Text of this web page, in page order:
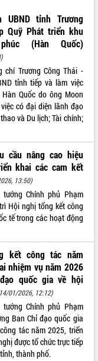
UBND tỉnh Trương
Quỹ Phát triển khu
(Hàn Quốc)
chí Trương Công Thái -
tỉnh tiếp và làm việc
Quốc do ông Moon
có đại diện lãnh đạo
và Du lịch; Tài chính;
cầu nâng cao hiệu
khai các cam kết
13:50)
Chính phủ Phạm
Hội nghị tổng kết công
tế trong các hoạt động
kết công tác năm
nhiệm vụ năm 2026
quốc gia về hội
01/2026, 12:12)
Chính phủ Phạm
Ban Chỉ đạo quốc gia
tác năm 2025, triển
được tổ chức trực tiếp
thành phố.